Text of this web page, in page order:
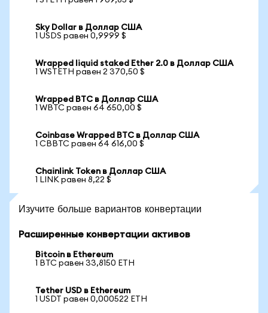
Sky Dollar в Доллар США
1 USDS равен 0,9999 $
Wrapped liquid staked Ether 2.0 в Доллар США
1 WSTETH равен 2 370,50 $
Wrapped BTC в Доллар США
1 WBTC равен 64 650,00 $
Coinbase Wrapped BTC в Доллар США
1 CBBTC равен 64 616,00 $
Chainlink Token в Доллар США
1 LINK равен 8,22 $
Изучите больше вариантов конвертации
Расширенные конвертации активов
Bitcoin в Ethereum
1 BTC равен 33,8150 ETH
Tether USD в Ethereum
1 USDT равен 0,000522 ETH